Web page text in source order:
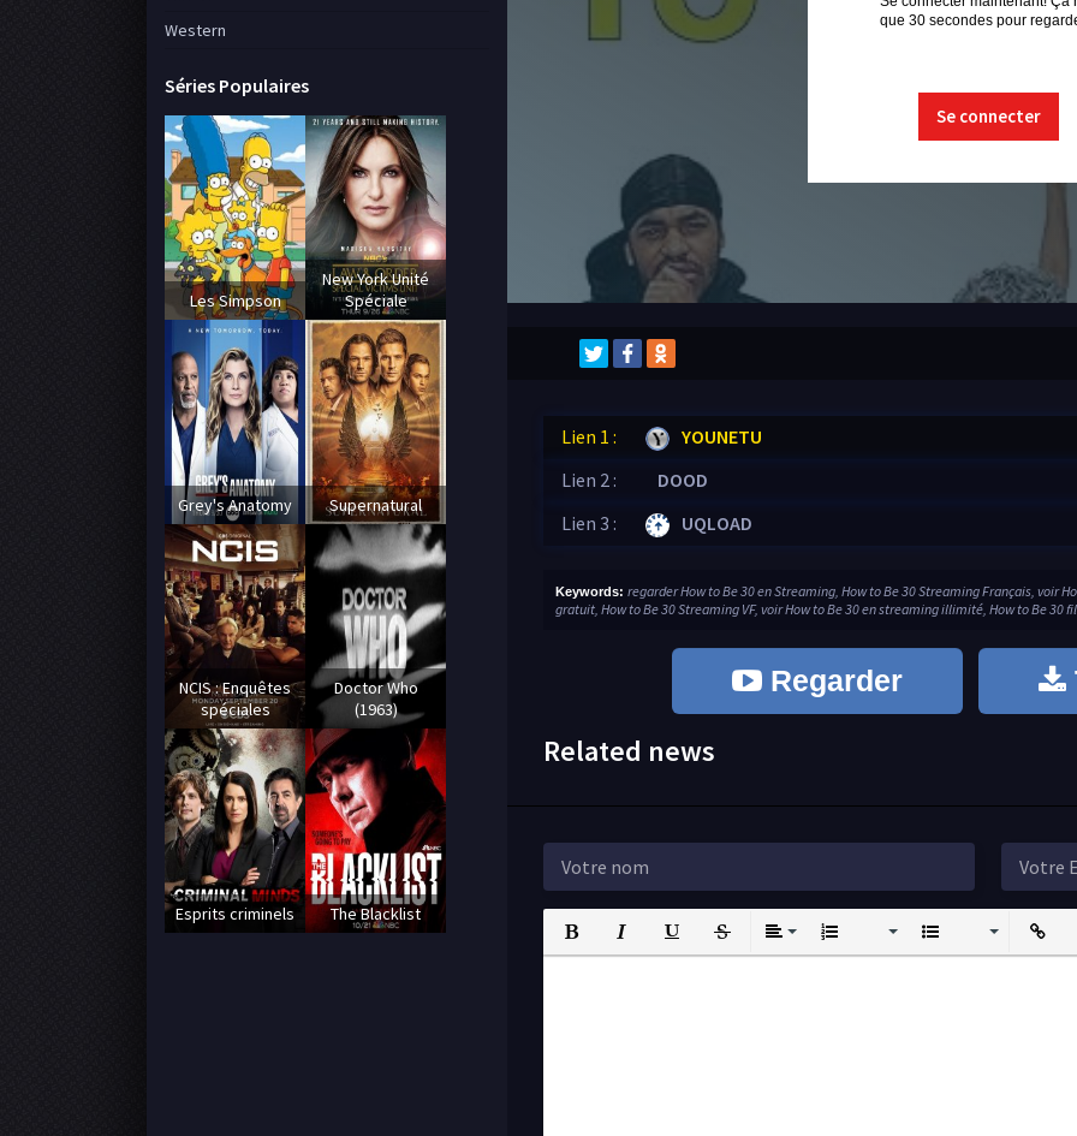
que 30 secondes pour
Se connecter
Lien 1 : YOUNETU
Lien 2 :
DOOD
Lien 3 :
UQLOAD
Keywords: regarder How to Be 30 en Streaming, How to Be 30 Streaming Français, voir
gratuit, How to Be 30 Streaming VF, voir How to Be 30 en streaming illimité, How to Be 30
Regarder
Related news
Bold Italic UnderlineStrikethrough
AlignOrdered List Unordered ListInsert
Western
Séries Populaires
Les Simpson
New York Unité
Spéciale
Grey's Anatomy Supernatural
NCIS : Enquêtes
spéciales
Doctor Who
(1963)
Esprits criminels The Blacklist